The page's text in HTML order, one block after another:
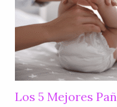
Los 5 Mejores